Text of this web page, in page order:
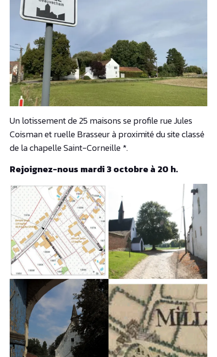
Un lotissement de 25 maisons se profile rue Jules
Coisman et ruelle Brasseur à proximité du site classé
de la chapelle Saint-Corneille *.
Rejoignez-nous mardi 3 octobre à 20 h.